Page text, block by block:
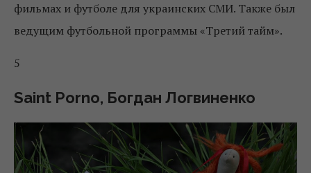
фильмах и футболе для украинских СМИ. Также был
ведущим футбольной программы «Третий тайм».
5
Saint Porno, Богдан Логвиненко